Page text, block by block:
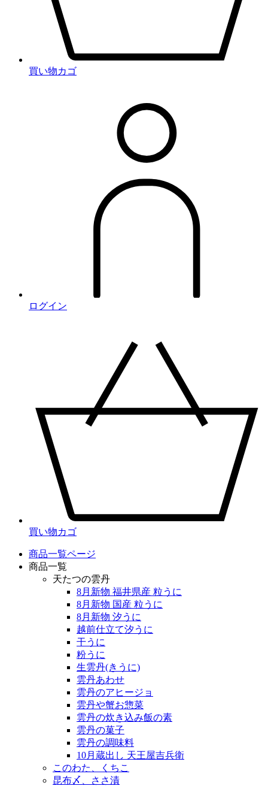
買い物カゴ
ログイン
買い物カゴ
商品一覧ページ
商品一覧
天たつの雲丹
8月新物 福井県産 粒うに
8月新物 国産 粒うに
8月新物 汐うに
越前仕立て汐うに
干うに
粉うに
生雲丹(きうに)
雲丹あわせ
雲丹のアヒージョ
雲丹や蟹お惣菜
雲丹の炊き込み飯の素
雲丹の菓子
雲丹の調味料
10月蔵出し 天王屋吉兵衛
このわた、くちこ
昆布〆、ささ漬